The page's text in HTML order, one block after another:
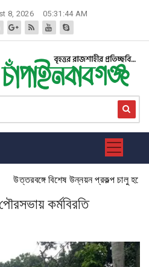
8, 2026 05:31:45 AM
উত্তরবঙ্গে বিশেষ উন্নয়ন প্রকল্প চালু হতে
কর্মবিরতি